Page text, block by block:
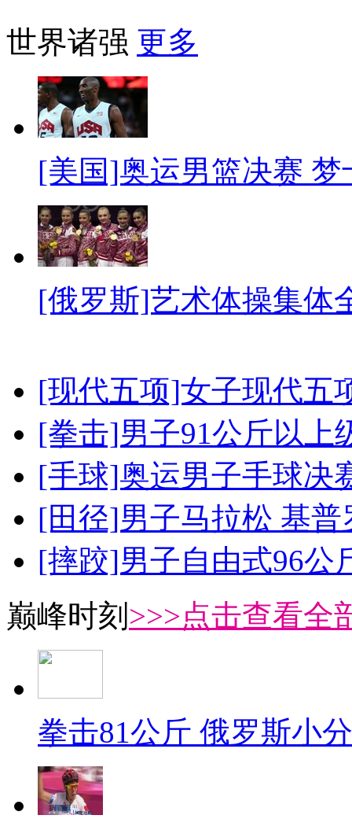
世界诸强 更多
[美国]奥运男篮决赛
[俄罗斯]艺术体操集体
[现代五项]女子现代五
[拳击]男子91公斤以上
[手球]奥运男子手球决
[田径]男子马拉松 基
[摔跤]男子自由式96公
巅峰时刻 >>>点击查看全
拳击81公斤 俄罗斯小